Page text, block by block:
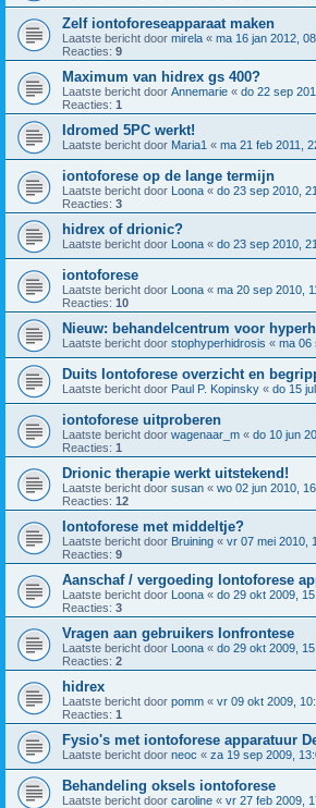
Zelf iontoforeseapparaat maken
Laatste bericht door mirela « ma 16 jan 2012,
Reacties: 9
Maximum van hidrex gs 400?
Laatste bericht door Annemarie « do 22 sep
Reacties: 1
Idromed 5PC werkt!
Laatste bericht door Maria1 « ma 21 feb 2011,
iontoforese op de lange termijn
Laatste bericht door Loona « do 23 sep 2010,
Reacties: 3
hidrex of drionic?
Laatste bericht door Loona « do 23 sep 2010,
iontoforese
Laatste bericht door Loona « ma 20 sep 2010,
Reacties: 10
Nieuw: behandelcentrum voor
Laatste bericht door stophyperhidrosis « ma 06
Duits Iontoforese overzicht en
Laatste bericht door Paul P. Kopinsky « do 15
iontoforese uitproberen
Laatste bericht door wagenaar_m « do 10 jun
Reacties: 1
Drionic therapie werkt uitstekend!
Laatste bericht door susan « wo 02 jun 2010,
Reacties: 12
Iontoforese met middeltje?
Laatste bericht door Bruining « vr 07 mei 2010,
Reacties: 9
Aanschaf / vergoeding lontoforese
Laatste bericht door Loona « do 29 okt 2009,
Reacties: 3
Vragen aan gebruikers Ionfrontese
Laatste bericht door Loona « do 29 okt 2009,
Reacties: 2
hidrex
Laatste bericht door pomm « vr 09 okt 2009,
Reacties: 1
Fysio's met iontoforese apparatuur
Laatste bericht door neoc « za 19 sep 2009,
Behandeling oksels iontoforese
Laatste bericht door caroline « vr 27 feb 2009,